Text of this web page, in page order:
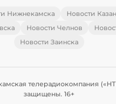
Нижнекамска
Новости
Новости Челнов
Новости Заинска
телерадиокомпания
защищены. 16+